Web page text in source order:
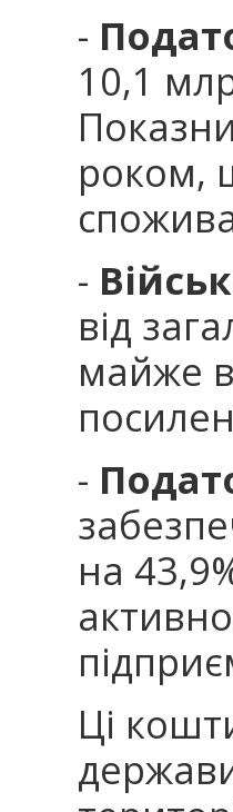
-
10,1
роком,
-
від
майже
-
на
Ці